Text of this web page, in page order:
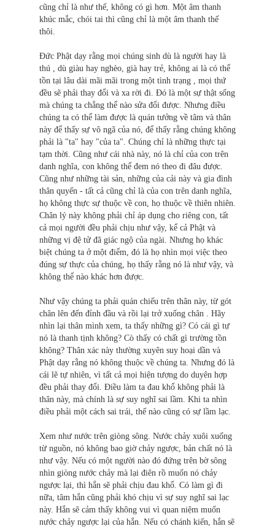
cũng chỉ là như thế, không có gì hơn. Một âm thanh
khúc mắc, chói tai thì cũng chỉ là một âm thanh thế
thôi.
Ðức Phật dạy rằng mọi chúng sinh dù là người hay là
thú , dù giàu hay nghèo, già hay trẻ, không ai là có thể
tồn tại lâu dài mãi mãi trong một tình trạng , mọi thứ
đều sẽ phải thay đổi và xa rời đi. Ðó là một sự thật sống
mà chúng ta chẳng thể nào sửa đổi được. Nhưng điều
chúng ta có thể làm được là quán tưởng về tâm và thân
này để thấy sự vô ngã của nó, để thấy rằng chúng không
phải là "ta" hay "của ta". Chúng chỉ là những thực tại
tạm thời. Cũng như cái nhà này, nó là chỉ của con trên
danh nghĩa, con không thể đem nó theo đi đâu được.
Cũng như những tài sản, những của cải này và gia đình
thân quyến - tất cả cũng chỉ là của con trên danh nghĩa,
họ không thực sự thuộc về con, họ thuộc về thiên nhiên.
Chân lý này không phải chỉ áp dụng cho riêng con, tất
cả mọi người đều phải chịu như vậy, kể cả Phật và
những vị đệ tử đã giác ngộ của ngài. Nhưng họ khác
biệt chúng ta ở một điểm, đó là họ nhìn mọi việc theo
đúng sự thực của chúng, họ thấy rằng nó là như vậy, và
không thể nào khác hơn được.
Như vậy chúng ta phải quán chiếu trên thân này, từ gót
chân lên đến đỉnh đầu và rồi lại trở xuống chân . Hãy
nhìn lại thân mình xem, ta thấy những gì? Có cái gì tự
nó là thanh tịnh không? Cò thấy có chất gì trường tồn
không? Thân xác này thường xuyên suy hoại dần và
Phật dạy rằng nó không thuộc về chúng ta. Nhưng đó là
cái lẽ tự nhiên, vì tất cả mọi hiện tượng do duyên hợp
đều phải thay đổi. Ðiều làm ta đau khổ không phải là
thân này, mà chính là sự suy nghĩ sai lầm. Khi ta nhìn
điều phải một cách sai trái, thế nào cũng có sự lầm lạc.
Xem như nước trên giòng sông. Nước chảy xuôi xuống
từ nguồn, nó không bao giờ chảy ngược, bản chất nó là
như vậy. Nếu có một người nào đó đứng trên bờ sông
nhìn giòng nước chảy mà lại điên rồ muốn nó chảy
ngược lại, thì hắn sẽ phải chịu đau khổ. Có làm gì đi
nữa, tâm hắn cũng phải khó chịu vì sự suy nghĩ sai lạc
này. Hắn sẽ cảm thấy không vui vì quan niệm muốn
nước chảy ngược lại của hắn. Nếu có chánh kiến, hắn sẽ